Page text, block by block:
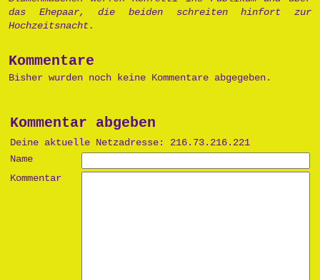
das Ehepaar, die beiden schreiten hinfort zur
Hochzeitsnacht.
Kommentare
Bisher wurden noch keine Kommentare abgegeben.
Kommentar abgeben
Deine aktuelle Netzadresse: 216.73.216.221
Name
Kommentar